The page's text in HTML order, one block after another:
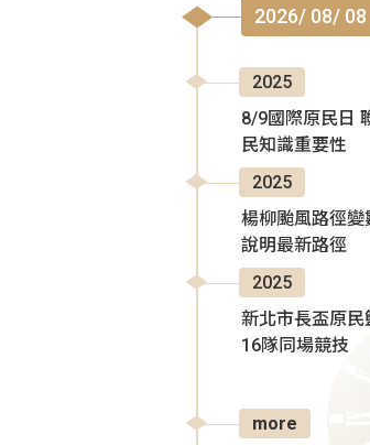
2026/ 08/ 08
2025
8/9國際原民日
民知識重要性
2025
楊柳颱風路徑變
說明最新路徑
2025
新北市長盃原民
16隊同場競技
more